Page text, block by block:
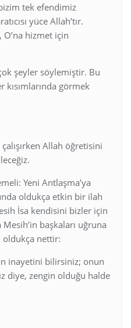
tek efendimiz
yüce Allah’tır.
O’na hizmet için
şeyler söylemiştir. Bu
görmek
Allah öğretisini
Yeni Antlaşma’ya
oldukça etkin bir ilah
İsa kendisini bizler için
başkaları uğruna
oldukça nettir:
inayetini bilirsiniz; onun
diye, zengin olduğu halde